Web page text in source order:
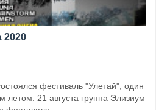
2020
фестиваль "Улетай", один
летом. 21 августа группа Элизиум